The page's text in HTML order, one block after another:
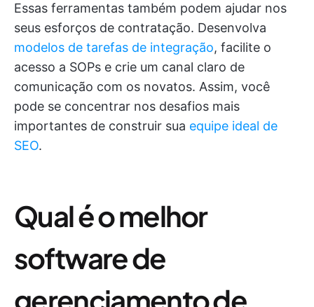
Essas ferramentas também podem ajudar nos
seus esforços de contratação. Desenvolva
modelos de tarefas de integração, facilite o
acesso a SOPs e crie um canal claro de
comunicação com os novatos. Assim, você
pode se concentrar nos desafios mais
importantes de construir sua equipe ideal de
SEO.
Qual é o melhor
software de
gerenciamento de